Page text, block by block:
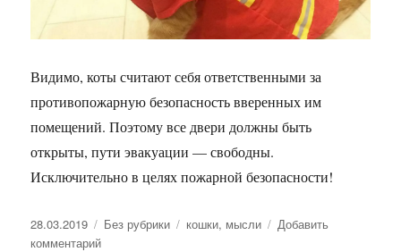
Видимо, коты считают себя ответственными за
противопожарную безопасность вверенных им
помещений. Поэтому все двери должны быть
открыты, пути эвакуации — свободны.
Исключительно в целях пожарной безопасности!
Опубликовано
28.03.2019 Рубрики
Без рубрики Метки
кошки, мысли
Добавить
комментарий